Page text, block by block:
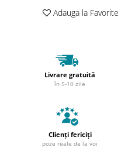
Adauga la Favorite
Livrare gratuită
în 5-10 zile
Clienți fericiți
poze reale de la voi